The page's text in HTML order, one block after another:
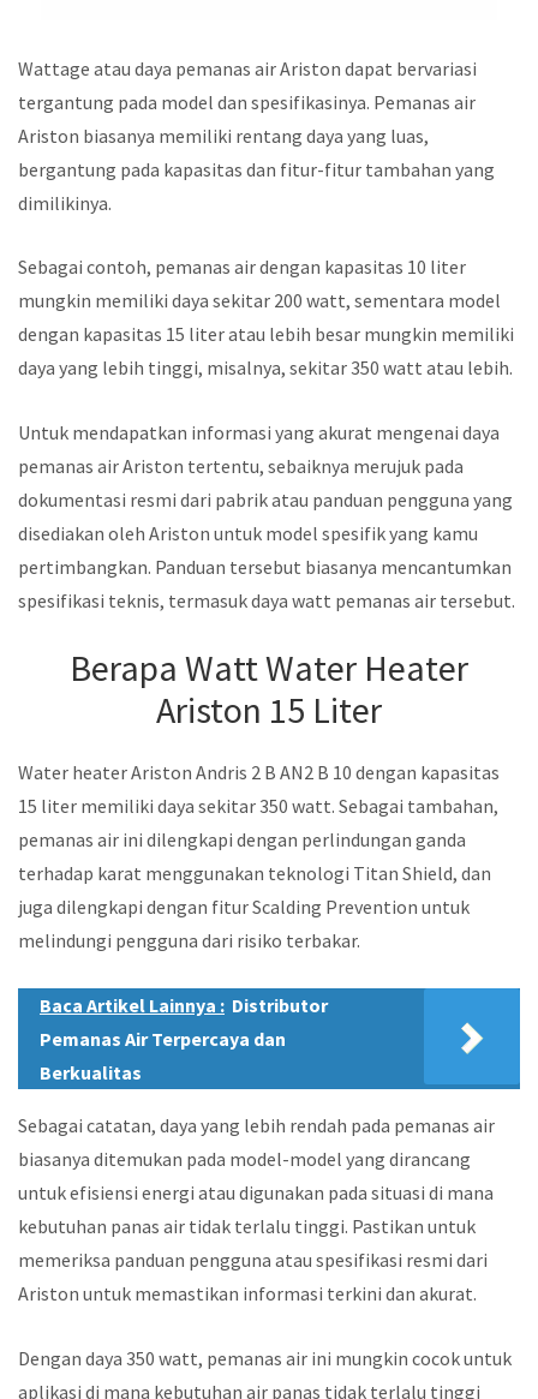
Wattage atau daya pemanas air Ariston dapat bervariasi
tergantung pada model dan spesifikasinya. Pemanas air
Ariston biasanya memiliki rentang daya yang luas,
bergantung pada kapasitas dan fitur-fitur tambahan yang
dimilikinya.
Sebagai contoh, pemanas air dengan kapasitas 10 liter
mungkin memiliki daya sekitar 200 watt, sementara model
dengan kapasitas 15 liter atau lebih besar mungkin memiliki
daya yang lebih tinggi, misalnya, sekitar 350 watt atau lebih.
Untuk mendapatkan informasi yang akurat mengenai daya
pemanas air Ariston tertentu, sebaiknya merujuk pada
dokumentasi resmi dari pabrik atau panduan pengguna yang
disediakan oleh Ariston untuk model spesifik yang kamu
pertimbangkan. Panduan tersebut biasanya mencantumkan
spesifikasi teknis, termasuk daya watt pemanas air tersebut.
Berapa Watt Water Heater
Ariston 15 Liter
Water heater Ariston Andris 2 B AN2 B 10 dengan kapasitas
15 liter memiliki daya sekitar 350 watt. Sebagai tambahan,
pemanas air ini dilengkapi dengan perlindungan ganda
terhadap karat menggunakan teknologi Titan Shield, dan
juga dilengkapi dengan fitur Scalding Prevention untuk
melindungi pengguna dari risiko terbakar.
Baca Artikel Lainnya : Distributor
Pemanas Air Terpercaya dan
Berkualitas
Sebagai catatan, daya yang lebih rendah pada pemanas air
biasanya ditemukan pada model-model yang dirancang
untuk efisiensi energi atau digunakan pada situasi di mana
kebutuhan panas air tidak terlalu tinggi. Pastikan untuk
memeriksa panduan pengguna atau spesifikasi resmi dari
Ariston untuk memastikan informasi terkini dan akurat.
Dengan daya 350 watt, pemanas air ini mungkin cocok untuk
aplikasi di mana kebutuhan air panas tidak terlalu tinggi